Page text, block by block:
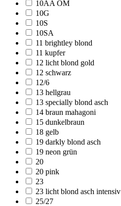
10AA OM
10G
10S
10SA
11 brightley blond
11 kupfer
12 licht blond gold
12 schwarz
12/6
13 hellgrau
13 specially blond asch
14 braun mahagoni
15 dunkelbraun
18 gelb
19 darkly blond asch
19 neon grün
20
20 pink
23
23 licht blond asch intensiv
25/27